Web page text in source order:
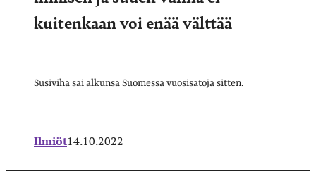
kuitenkaan voi enää välttää
Susiviha sai alkunsa Suomessa vuosisatoja sitten.
Ilmiöt14.10.2022